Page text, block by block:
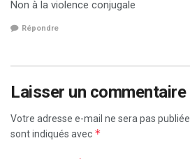
Non à la violence conjugale
Répondre
Laisser un commentaire
Votre adresse e-mail ne sera pas publiée.
sont indiqués avec *